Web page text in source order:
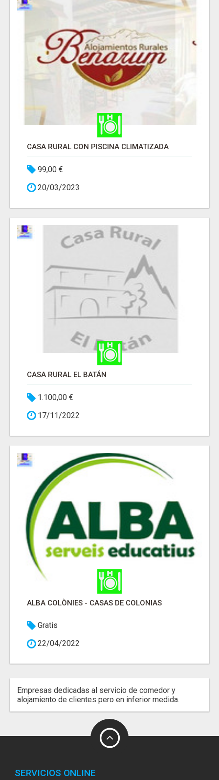
CASA RURAL CON PISCINA CLIMATIZADA
99,00 €
20/03/2023
CASA RURAL EL BATÁN
1.100,00 €
17/11/2022
ALBA COLÒNIES - CASAS DE COLONIAS
Gratis
22/04/2022
Empresas dedicadas al servicio de comedor y
alojamiento de clientes pero en inferior medida.
SERVICIOS ONLINE